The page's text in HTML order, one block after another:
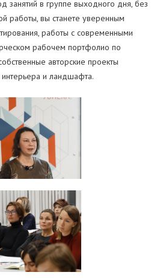
занятий в группе выходного дня, без
работы, вы станете уверенным
работы с современными
рабочем портфолио по
авторские проекты
и ландшафта.